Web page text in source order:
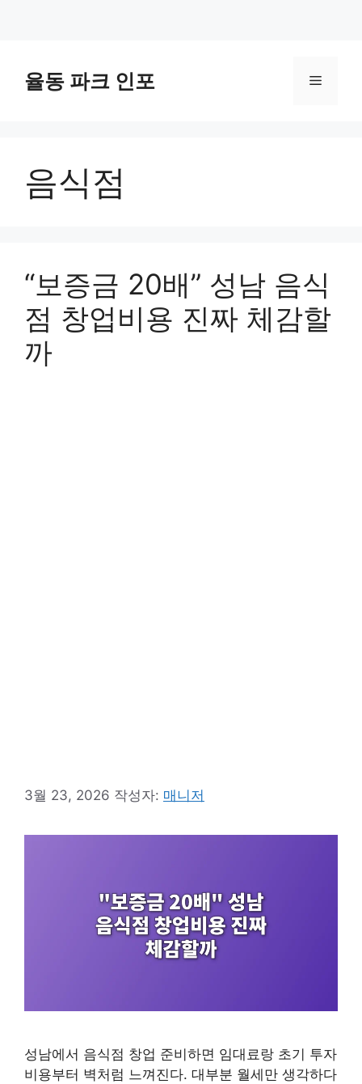
율동 파크 인포 메
음식점
“보증금 20배” 성남 음식
점 창업비용 진짜 체감할
까
3월 23, 2026 작성자: 매니저
성남에서 음식점 창업 준비하면 임대료랑 초기 투자
비용부터 벽처럼 느껴진다. 대부분 월세만 생각하다